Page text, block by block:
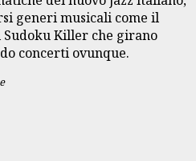
generi musicali come il
Killer che girano
concerti ovunque.